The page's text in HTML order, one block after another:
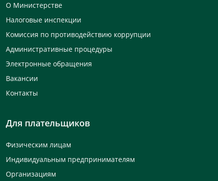
О Министерстве
Налоговые инспекции
Комиссия по противодействию коррупции
Административные процедуры
Электронные обращения
Вакансии
Контакты
Для плательщиков
Физическим лицам
Индивидуальным предпринимателям
Организациям